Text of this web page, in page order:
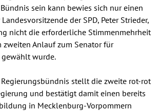
sein kann bewies sich nur einen
der SPD, Peter Strieder,
nicht die erforderliche Stimmenmehrheit
Anlauf zum Senator für
wurde.
Regierungsbündnis stellt die zweite rot-rot
und bestätigt damit einen bereits
in Mecklenburg-Vorpommern